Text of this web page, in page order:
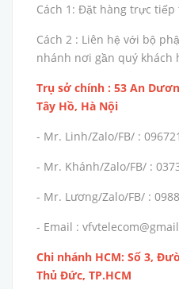
Cách 1: Đặt hàng trực tiếp
Cách 2 : Liên hệ với bộ
nhánh nơi gần quý khách
Trụ sở chính : 53 An
Tây Hồ, Hà Nội
- Mr. Linh/Zalo/FB/ :
- Mr. Khánh/Zalo/FB/ :
- Mr. Lương/Zalo/FB/ :
- Email :
Chi nhánh HCM: Số 3,
Thủ Đức, TP.HCM